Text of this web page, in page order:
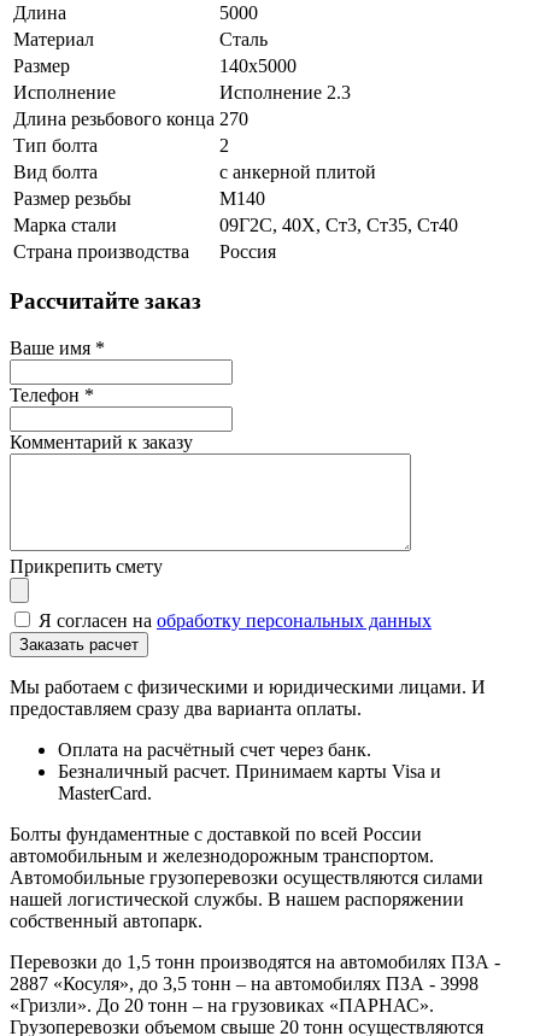
Длина
5000
Материал
Сталь
Размер
140х5000
Исполнение
Исполнение 2.3
Длина резьбового конца 270
Тип болта
2
Вид болта
с анкерной плитой
Размер резьбы
М140
Марка стали
09Г2С, 40Х, Ст3, Ст35, Ст40
Страна производства
Россия
Рассчитайте заказ
Ваше имя *
Телефон *
Комментарий к заказу
Прикрепить смету
Я согласен на обработку персональных данных
Мы работаем с физическими и юридическими лицами. И
предоставляем сразу два варианта оплаты.
Оплата на расчётный счет через банк.
Безналичный расчет. Принимаем карты Visa и
MasterCard.
Болты фундаментные с доставкой по всей России
автомобильным и железнодорожным транспортом.
Автомобильные грузоперевозки осуществляются силами
нашей логистической службы. В нашем распоряжении
собственный автопарк.
Перевозки до 1,5 тонн производятся на автомобилях ПЗА -
2887 «Косуля», до 3,5 тонн – на автомобилях ПЗА - 3998
«Гризли». До 20 тонн – на грузовиках «ПАРНАС».
Грузоперевозки объемом свыше 20 тонн осуществляются